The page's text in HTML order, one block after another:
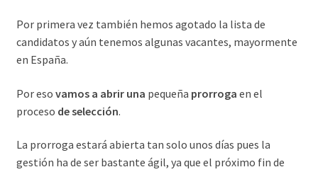
Por primera vez también hemos agotado la lista de
candidatos y aún tenemos algunas vacantes, mayormente
en España.
Por eso vamos a abrir una pequeña prorroga en el
proceso de selección.
La prorroga estará abierta tan solo unos días pues la
gestión ha de ser bastante ágil, ya que el próximo fin de